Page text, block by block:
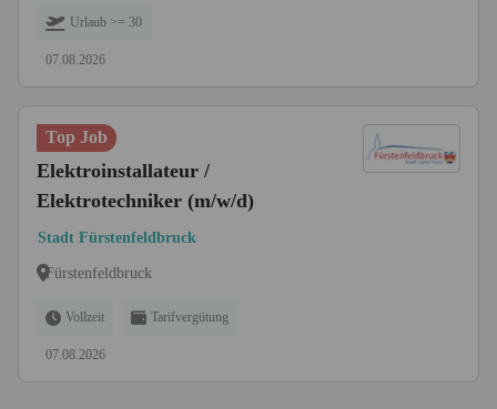
Urlaub >= 30
07.08.2026
Top Job
Elektroinstallateur /
Elektrotechniker (m/w/d)
Stadt Fürstenfeldbruck
Fürstenfeldbruck
Vollzeit Tarifvergütung
07.08.2026